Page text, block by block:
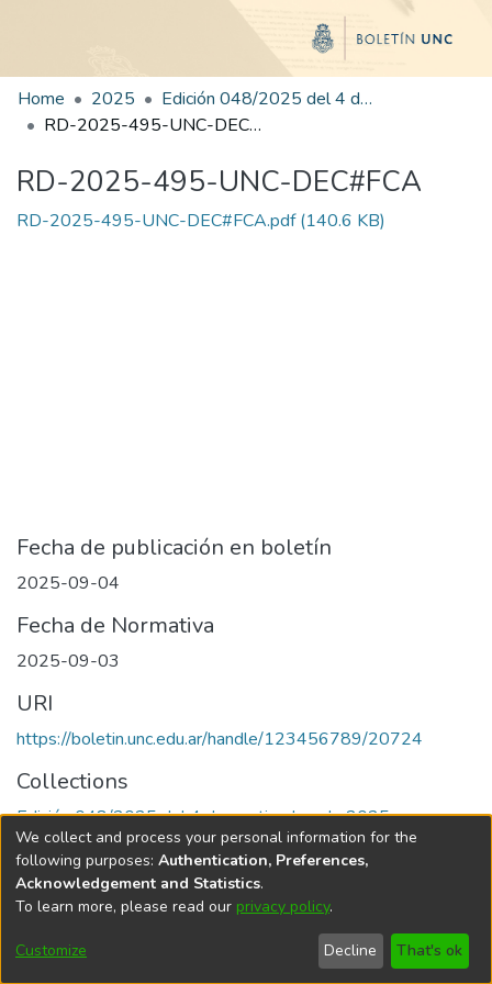
Home 2025
Edición 048/2025 del 4 de septiembre de 2025
RD-2025-495-UNC-DEC#FCA
RD-2025-495-UNC-DEC#FCA
RD-2025-495-UNC-DEC#FCA.pdf(140.6 KB)
Fecha de publicación en boletín
2025-09-04
Fecha de Normativa
2025-09-03
URI
https://boletin.unc.edu.ar/handle/123456789/20724
Collections
Edición 048/2025 del 4 de septiembre de 2025
Universidad Nacional de Córdoba
We collect and process your personal information for the
following purposes: Authentication, Preferences,
Acknowledgement and Statistics.
To learn more, please read our privacy policy.
Customize Decline That's ok